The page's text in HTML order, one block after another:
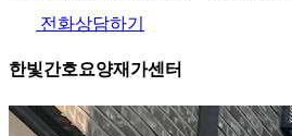
전화상담하기
한빛간호요양재가센터